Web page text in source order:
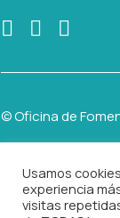
© Oficina de
Usamos
experiencia
visitas